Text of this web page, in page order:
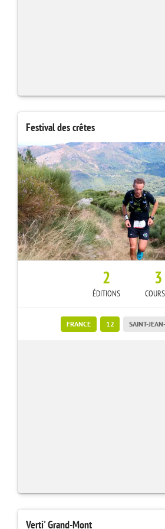
Festival des crêtes
2
ÉDITIONS
3
FRANCE 12 SAINT-
Verti' Grand-Mont